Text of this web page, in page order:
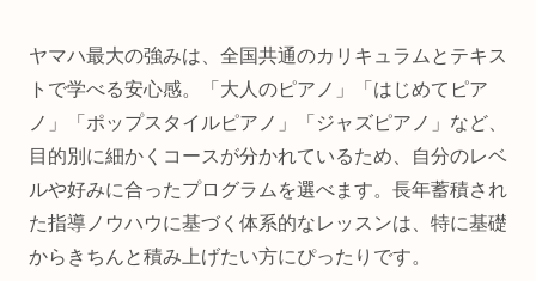
ヤマハ最大の強みは、全国共通のカリキュラムとテキス
トで学べる安心感。「大人のピアノ」「はじめてピア
ノ」「ポップスタイルピアノ」「ジャズピアノ」など、
目的別に細かくコースが分かれているため、自分のレベ
ルや好みに合ったプログラムを選べます。長年蓄積され
た指導ノウハウに基づく体系的なレッスンは、特に基礎
からきちんと積み上げたい方にぴったりです。